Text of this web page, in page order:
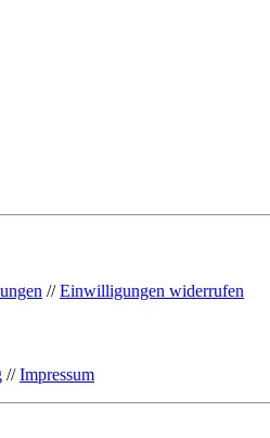
//Einwilligungen widerrufen
//Impressum